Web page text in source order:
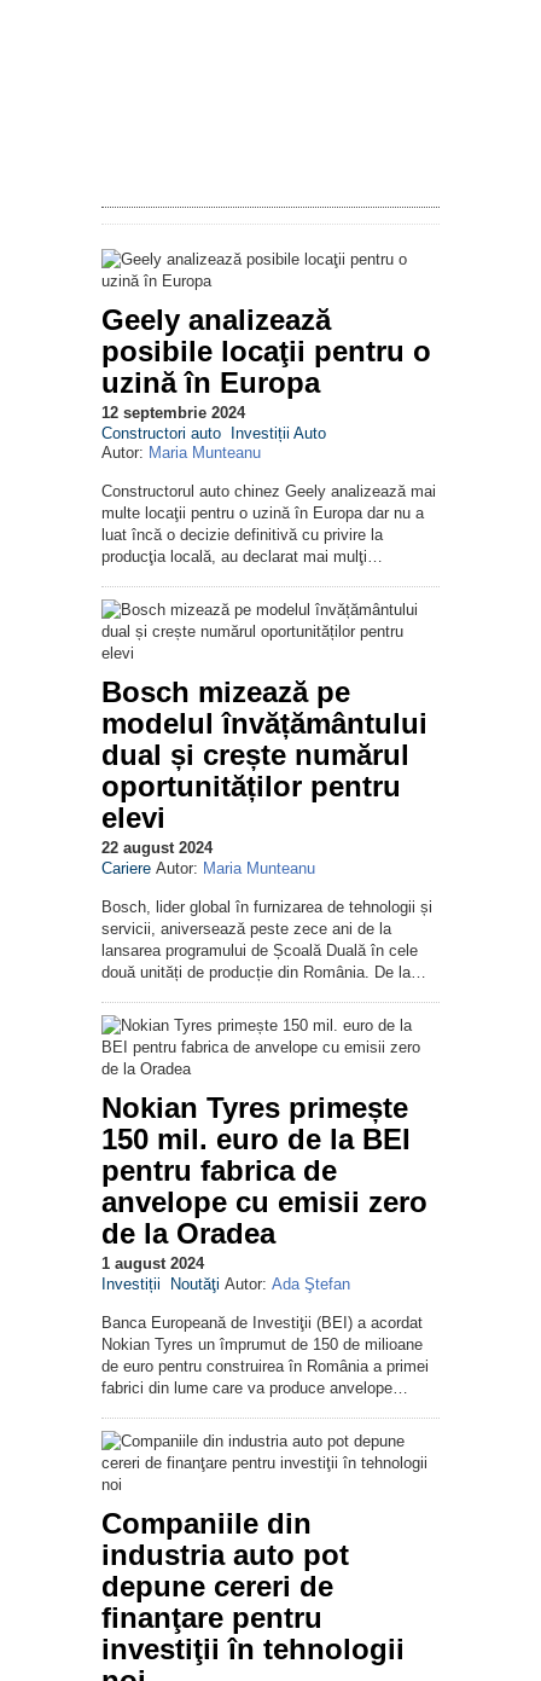
Geely analizează
posibile locaţii pentru o
uzină în Europa
12 septembrie 2024
Constructori auto
Investiții Auto
Autor: Maria Munteanu
Constructorul auto chinez Geely analizează mai
multe locaţii pentru o uzină în Europa dar nu a
luat încă o decizie definitivă cu privire la
producţia locală, au declarat mai mulţi…
Bosch mizează pe
modelul învățământului
dual și crește numărul
oportunităților pentru
elevi
22 august 2024
Cariere Autor: Maria Munteanu
Bosch, lider global în furnizarea de tehnologii și
servicii, aniversează peste zece ani de la
lansarea programului de Școală Duală în cele
două unități de producție din România. De la…
Nokian Tyres primește
150 mil. euro de la BEI
pentru fabrica de
anvelope cu emisii zero
de la Oradea
1 august 2024
Investiții
Noutăţi Autor: Ada Ştefan
Banca Europeană de Investiţii (BEI) a acordat
Nokian Tyres un împrumut de 150 de milioane
de euro pentru construirea în România a primei
fabrici din lume care va produce anvelope…
Companiile din
industria auto pot
depune cereri de
finanţare pentru
investiţii în tehnologii